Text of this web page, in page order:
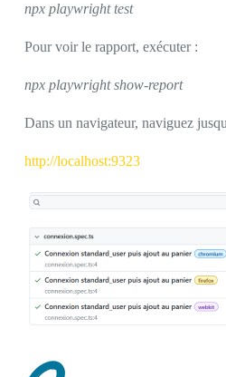
npx playwright test
Pour voir le rapport, exécuter :
npx playwright show-report
Dans un navigateur, naviguez
http://localhost:9323